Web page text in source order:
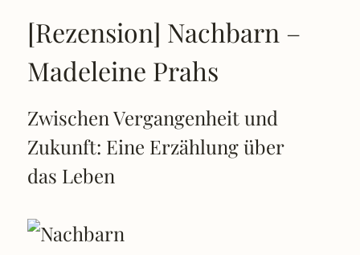
[Rezension] Nachbarn –
Madeleine Prahs
Zwischen Vergangenheit und
Zukunft: Eine Erzählung über
das Leben